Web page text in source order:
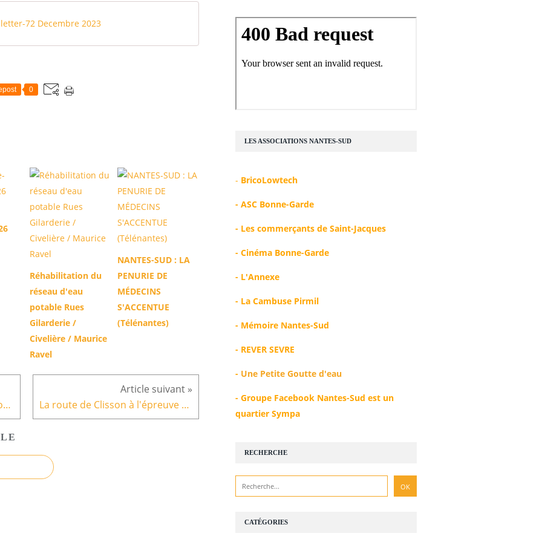
72 Decembre 2023
0
Réhabilitation du
réseau d'eau
potable Rues
Gilarderie /
Civelière / Maurice
Ravel
NANTES-SUD : LA
PENURIE DE
MÉDECINS
S'ACCENTUE
(Télénantes)
Exposition photo, l'aventure continue! La route de Clisson à l'épreuve du temps
RECHERCHE
CATÉGORIES
LES ASSOCIATIONS NANTES-SUD
- BricoLowtech
- ASC Bonne-Garde
- Les commerçants de Saint-Jacques
- Cinéma Bonne-Garde
- L'Annexe
- La Cambuse Pirmil
- Mémoire Nantes-Sud
- REVER SEVRE
- Une Petite Goutte d'eau
- Groupe Facebook Nantes-Sud est un
quartier Sympa